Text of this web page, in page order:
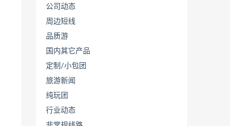
公司动态
周边短线
品质游
国内其它产品
定制/小包团
旅游新闻
纯玩团
行业动态